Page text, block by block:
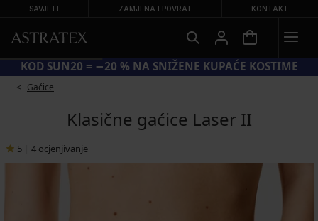
SAVJETI ZAMJENA I POVRAT KONTAKT
KOD SUN20 = −20 % NA SNIŽENE KUPAĆE KOSTIME
Gaćice
Klasične gaćice Laser II
5 4 ocjenjivanje